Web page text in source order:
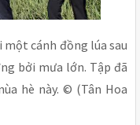
một cánh đồng lúa sau
bởi mưa lớn. Tập đã
hè này. © (Tân Hoa